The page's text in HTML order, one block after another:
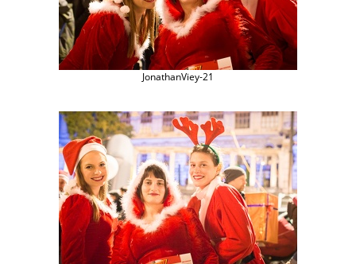
JonathanViey-21